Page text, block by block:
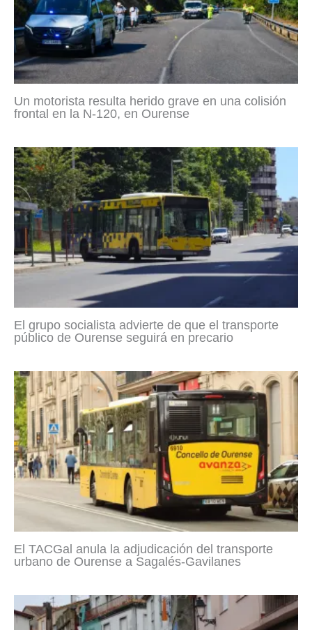
Un motorista resulta herido grave en una colisión
frontal en la N-120, en Ourense
El grupo socialista advierte de que el transporte
público de Ourense seguirá en precario
El TACGal anula la adjudicación del transporte
urbano de Ourense a Sagalés-Gavilanes